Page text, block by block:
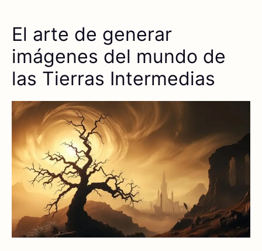
El arte de generar
imágenes del mundo de
las Tierras Intermedias